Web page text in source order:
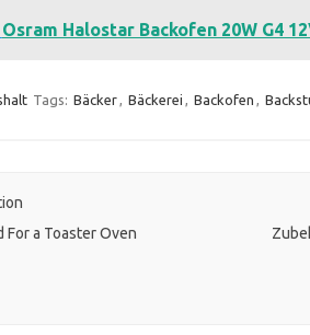
Osram Halostar Backofen 20W G4
Tags: Bäcker, Bäckerei , Backofen ,
For a Toaster Oven